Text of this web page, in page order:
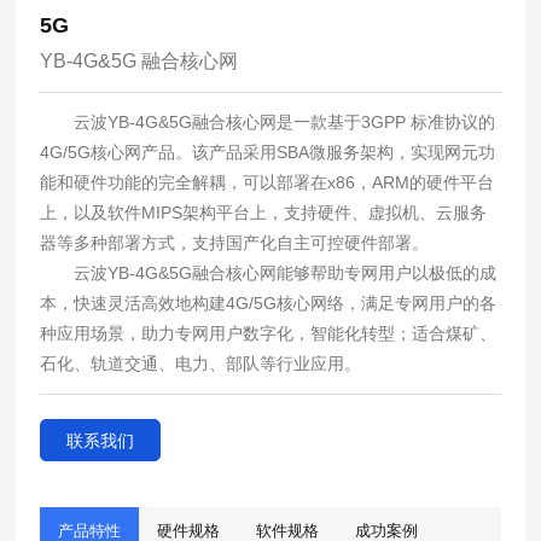
5G
YB-4G&5G 融合核心网
云波YB-4G&5G融合核心网是一款基于3GPP标准协议的
4G/5G核心网产品。该产品采用SBA微服务架构，实现网元功
能和硬件功能的完全解耦，可以部署在x86 ，ARM的硬件平台
上，以及软件MIPS架构平台上，支持硬件、虚拟机、云服务
器等多种部署方式，支持国产化自主可控硬件部署。
云波YB-4G&5G融合核心网能够帮助专网用户以极低的成
本，快速灵活高效地构建4G/5G核心网络，满足专网用户的各
种应用场景，助力专网用户数字化，智能化转型；适合煤矿、
石化、轨道交通、电力、部队等行业应用。
联系我们
产品特性 硬件规格 软件规格 成功案例